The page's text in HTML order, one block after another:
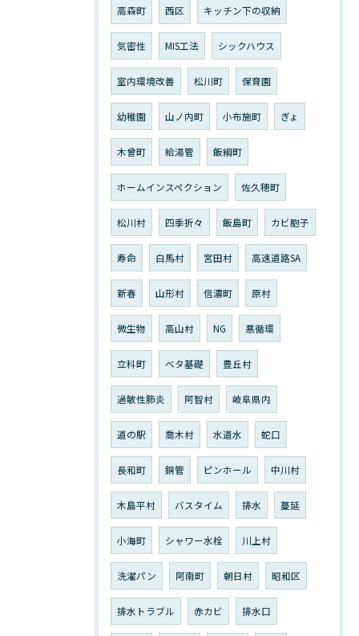
高森町 西区 キッチン下の収納
気密性 MIS工法 シックハウス
室内環境改善 松川町 保育園
幼稚園 山ノ内町 小布施町 ぎょ
木曾町 給湯管 飯綱町
ホームインスペクション 佐久穂町
松川村 四季折々 飯島町 カビ胞子
寿命 白馬村 宮田村 高速道路SA
新春 山形村 信濃町 原村
微生物 高山村 NG 悪循環
立科町 ベタ基礎 豊丘村
過敏性肺炎 阿智村 岐阜県内
道の駅 喬木村 水道水 蛇口
長和町 銅管 ピンホール 中川村
木島平村 バスタイム 排水 蔓延
小海町 シャワー水栓 川上村
洗濯パン 阿南町 朝日村 昭和区
排水トラブル 赤カビ 排水口